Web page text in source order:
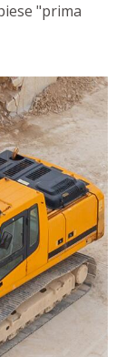
"prima